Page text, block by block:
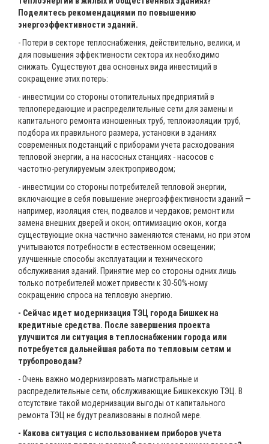
Поделитесь рекомендациями по повышению
энергоэффективности зданий.
- Потери в секторе теплоснабжения, действительно, велики, и
для повышения эффективности сектора их необходимо
снижать. Существуют два основных вида инвестиций в
сокращение этих потерь:
- инвестиции со стороны отопительных предприятий в
теплопередающие и распределительные сети для замены и
капитального ремонта изношенных труб, теплоизоляции труб,
подбора их правильного размера, установки в зданиях
современных подстанций с приборами учета расходования
тепловой энергии, а на насосных станциях - насосов с
частотно-регулируемым электроприводом;
- инвестиции со стороны потребителей тепловой энергии,
включающие в себя повышение энергоэффективности зданий —
например, изоляция стен, подвалов и чердаков; ремонт или
замена внешних дверей и окон; оптимизацию окон, когда
существующие окна частично заменяются стенами, но при этом
учитываются потребности в естественном освещении;
улучшенные способы эксплуатации и технического
обслуживания зданий. Принятие мер со стороны одних лишь
только потребителей может привести к 30-50%-ному
сокращению спроса на тепловую энергию.
- Сейчас идет модернизация ТЭЦ города Бишкек на
кредитные средства. После завершения проекта
улучшится ли ситуация в теплоснабжении города или
потребуется дальнейшая работа по тепловым сетям и
трубопроводам?
- Очень важно модернизировать магистральные и
распределительные сети, обслуживающие Бишкекскую ТЭЦ. В
отсутствие такой модернизации выгоды от капитального
ремонта ТЭЦ не будут реализованы в полной мере.
- Какова ситуация с использованием приборов учета